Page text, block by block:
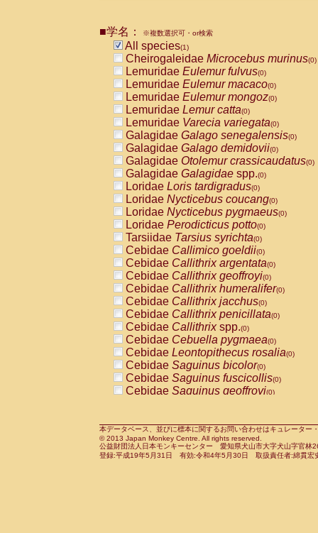
CebidaeCebus nigrivittatus
CebidaeCebus
CebidaeSaimiri boliviensis(0)
CebidaeSaimiri sciureus(0)
AtelidaeAlouatta caraya(0)
AtelidaeAlouatta fusca(0)
AtelidaeAlouatta seniculus
AtelidaeAlouattaspp.(0)
AtelidaeAteles belzebuth(0)
AtelidaeAteles geoffroyi(0)
AtelidaeAteles paniscus(0)
AtelidaeAtelesspp.(0)
Atelidae Lagothrix lagothricha
AtelidaeLagothrix lagothricha cana
PitheciidaeCacajao calvus
PitheciidaeCallicebus cupreus
PitheciidaeCallicebus donacophilus
PitheciidaeCallicebus moloch
PitheciidaeCallicebus torquatus
PitheciidaeCallicebusspp.(0)
PitheciidaeChiropotes satanas(0)
PitheciidaePithecia monachus
PitheciidaePithecia pithecia(0)
CercopithecidaeCercocebus agilis
CercopithecidaeCercocebus
CercopithecidaeCercocebus
CercopithecidaeCercocebus
CercopithecidaeCercocebus
CercopithecidaeCercocebushybrid
CercopithecidaePapio anubis(0)
CercopithecidaePapio cynocephalus
CercopithecidaePapio hamadryas(0)
■学名： ※複数選択可・or検索
All species(1)
Cheirogaleidae Microcebus murinus(0)
Lemuridae Eulemur fulvus(0)
Lemuridae Eulemur macaco(0)
Lemuridae Eulemur mongoz(0)
Lemuridae Lemur catta(0)
Lemuridae Varecia variegata(0)
Galagidae Galago senegalensis(0)
Galagidae Galago demidovii(0)
Galagidae Otolemur crassicaudatus(0)
Galagidae Galagidae spp.(0)
Loridae Loris tardigradus(0)
Loridae Nycticebus coucang(0)
Loridae Nycticebus pygmaeus(0)
Loridae Perodicticus potto(0)
Tarsiidae Tarsius syrichta(0)
Cebidae Callimico goeldii(0)
Cebidae Callithrix argentata(0)
Cebidae Callithrix geoffroyi(0)
Cebidae Callithrix humeralifer(0)
Cebidae Callithrix jacchus(0)
Cebidae Callithrix penicillata(0)
Cebidae Callithrixspp.(0)
Cebidae Cebuella pygmaea(0)
Cebidae Leontopithecus rosalia(0)
Cebidae Saguinus bicolor(0)
Cebidae Saguinus fuscicollis(0)
Cebidae Saguinus geoffroyi(0)
CebidaeSaguinus leucopus(0)
CebidaeSaguinus midas(0)
Cebidae Saguinus mystax(0)
本データベース、並びに標本に関するお問い合わせはキュレータ
© 2013 Japan Monkey Centre. All rights reserved.
公益財団法人日本モンキーセンター 愛知県犬山市大字犬山字官
登録:平成19年5月31日 有効:令和4年5月30日 取扱責任者:綿貫宏